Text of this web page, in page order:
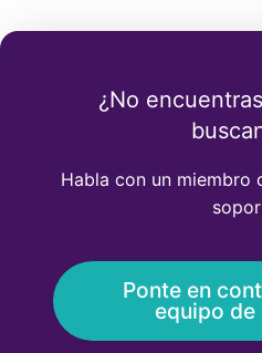
¿No
Habla con un miembro
Ponte en
equipo